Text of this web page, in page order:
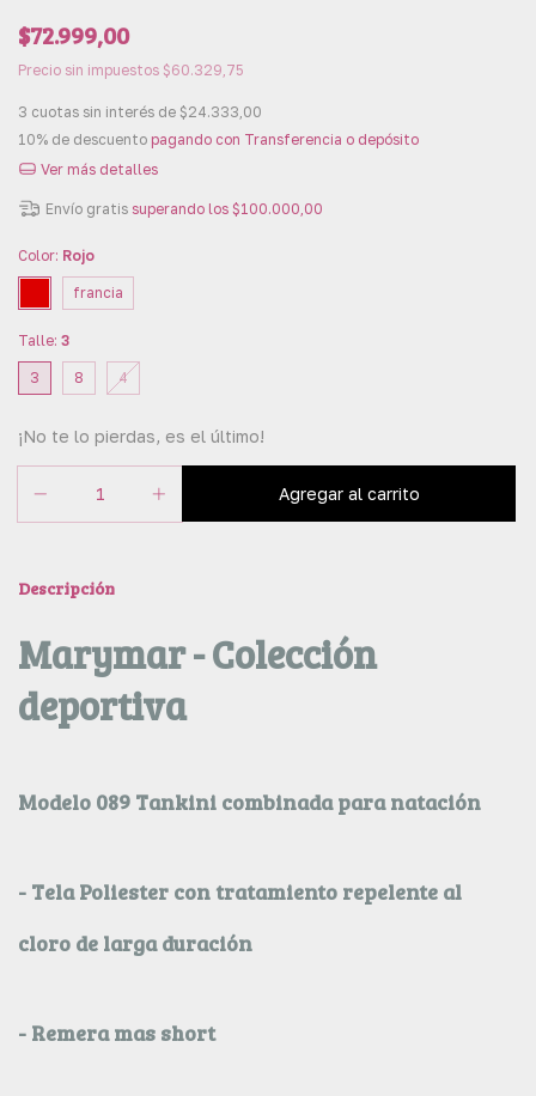
$72.999,00
Precio sin impuestos $60.329,75
3 cuotas sin interés de $24.333,00
10% de descuento pagando con Transferencia o depósito
Ver más detalles
Envío gratis superando los $100.000,00
Color: Rojo
francia
Talle: 3
3 8 4
¡No te lo pierdas, es el último!
Descripción
Marymar - Colección
deportiva
Modelo 089 Tankini combinada para natación
- Tela Poliester con tratamiento repelente al
cloro de larga duración
- Remera mas short